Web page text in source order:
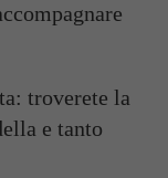
troverete la
e tanto